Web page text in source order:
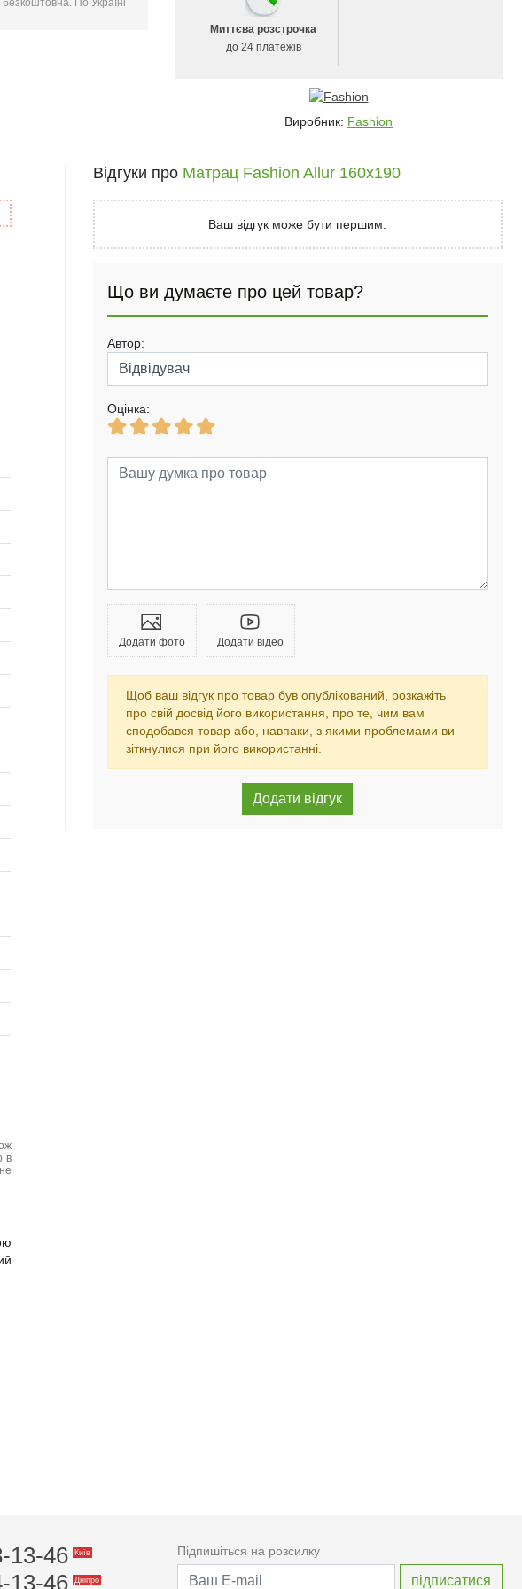
По Україні
Миттєва розстрочка
до 24 платежів
Виробник: Fashion
в
Відгуки про Матрац Fashion Allur 160x190
Ваш відгук може бути першим.
Що ви думаєте про цей товар?
Автор:
Оцінка:
Додати фото Додати відео
Щоб ваш відгук про товар був опублікований, розкажіть
про свій досвід його використання, про те, чим вам
сподобався товар або, навпаки, з якими проблемами ви
зіткнулися при його використанні.
13-46 Київ
13-46 Дніпро
Підпишіться на розсилку